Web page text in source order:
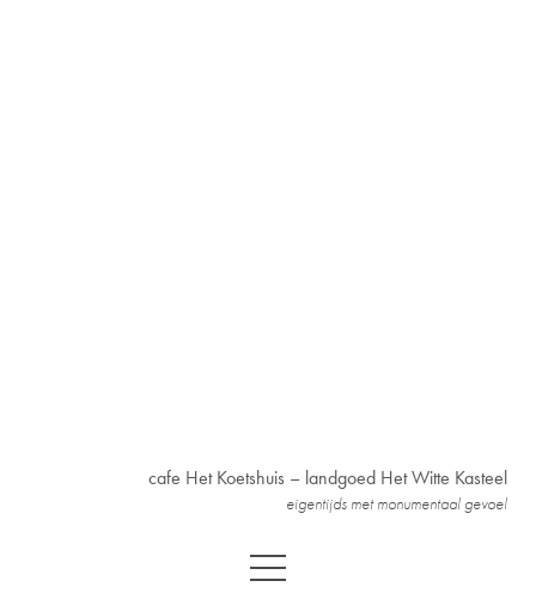
cafe Het Koetshuis – landgoed Het Witte Kasteel
eigentijds met monumentaal gevoel